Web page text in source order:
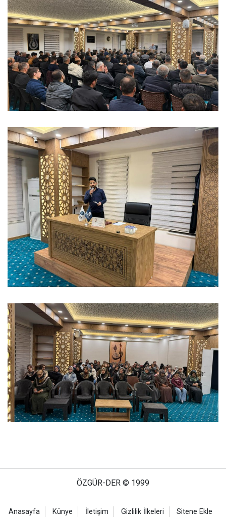
ÖZGÜR-DER © 1999
Anasayfa Künye İletişim Gizlilik İlkeleri Sitene Ekle